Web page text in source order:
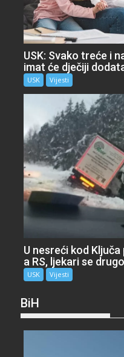
USK: Svako treće i
imat će dječiji
USK Vijesti
U nesreći kod
a RS, ljekari se
USK Vijesti
BiH